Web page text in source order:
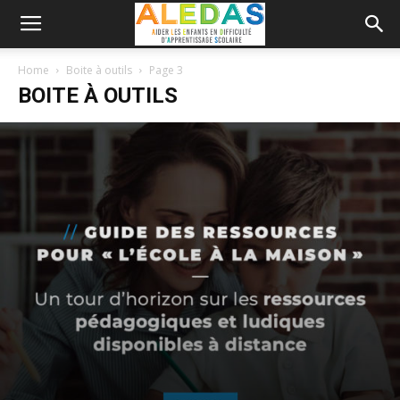
Home Boite à outils Page 3
BOITE À OUTILS